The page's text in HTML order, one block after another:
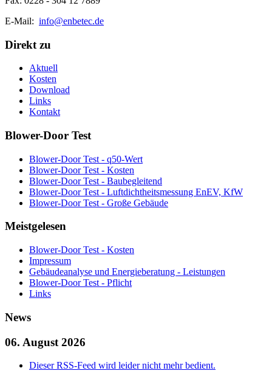
E-Mail: info@enbetec.de
Direkt zu
Aktuell
Kosten
Download
Links
Kontakt
Blower-Door Test
Blower-Door Test - q50-Wert
Blower-Door Test - Kosten
Blower-Door Test - Baubegleitend
Blower-Door Test - Luftdichtheitsmessung EnEV, KfW
Blower-Door Test - Große Gebäude
Meistgelesen
Blower-Door Test - Kosten
Impressum
Gebäudeanalyse und Energieberatung - Leistungen
Blower-Door Test - Pflicht
Links
News
06. August 2026
Dieser RSS-Feed wird leider nicht mehr bedient.